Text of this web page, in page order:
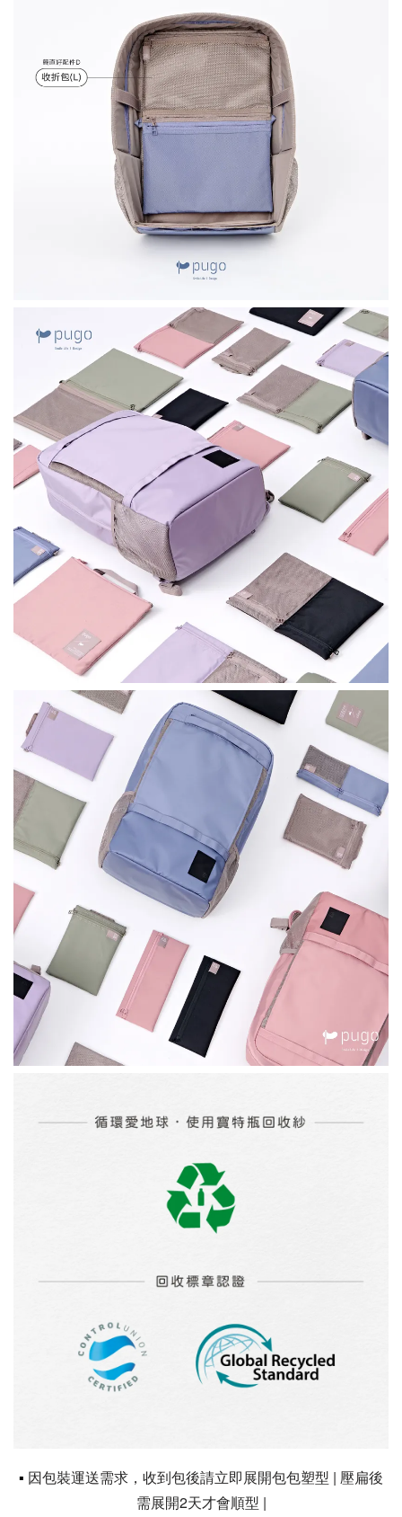
▪ 因包裝運送需求，收到包後請立即展開包包塑型 | 壓扁後
需展開2天才會順型 |